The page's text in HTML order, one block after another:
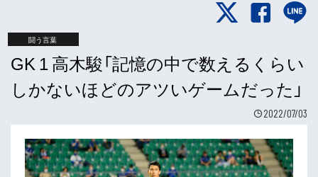
闘う言葉
GK 1 高木駿「記憶の中で数えるくらい
しかないほどのアツいゲームだった」
2022/07/03